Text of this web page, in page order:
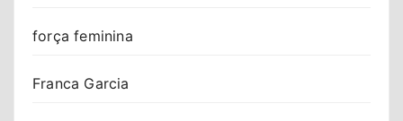
força feminina
Franca Garcia